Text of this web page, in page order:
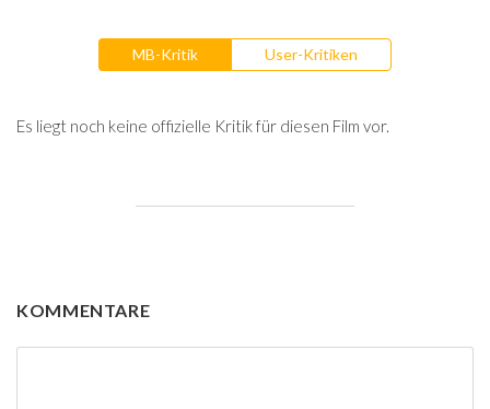
MB-Kritik User-Kritiken
Es liegt noch keine offizielle Kritik für diesen Film vor.
KOMMENTARE